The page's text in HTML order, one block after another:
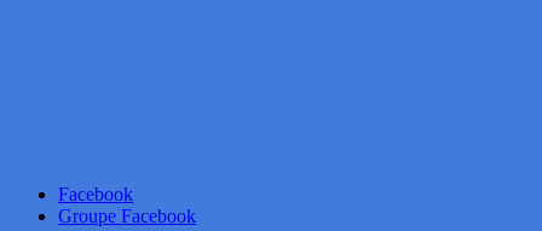
Facebook
Groupe Facebook